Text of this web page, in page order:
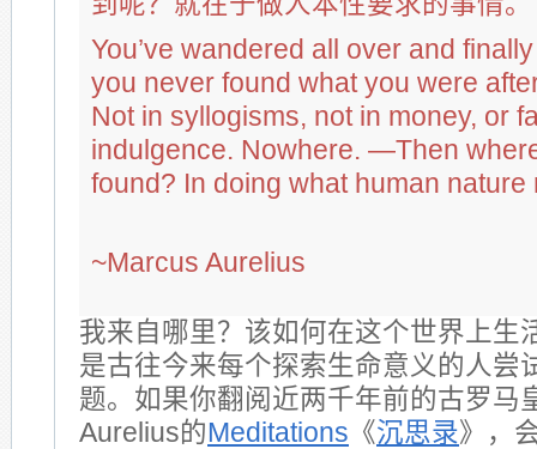
You’ve wandered all over and
you never found what you were
Not in syllogisms, not in money, or
indulgence. Nowhere. —Then
found? In doing what human nature
~Marcus Aurelius
我来自哪里？该如何在这个世界上生
是古往今来每个探索生命意义的人尝
题。如果你翻阅近两千年前的古罗马
Aurelius的Meditations 《沉思录》，